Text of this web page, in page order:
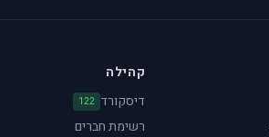
קהילה
דיסקורד 122
רשימת חברים